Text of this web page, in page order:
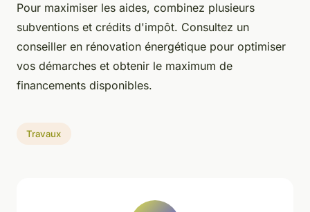
Pour maximiser les aides, combinez plusieurs
subventions et crédits d'impôt. Consultez un
conseiller en rénovation énergétique pour optimiser
vos démarches et obtenir le maximum de
financements disponibles.
Travaux